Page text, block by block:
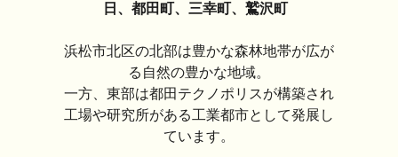
日、都田町、三幸町、鷲沢町
浜松市北区の北部は豊かな森林地帯が広が
る自然の豊かな地域。
一方、東部は都田テクノポリスが構築され
工場や研究所がある工業都市として発展し
ています。